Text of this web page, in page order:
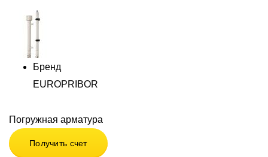
Бренд
EUROPRIBOR
Погружная арматура
Получить счет